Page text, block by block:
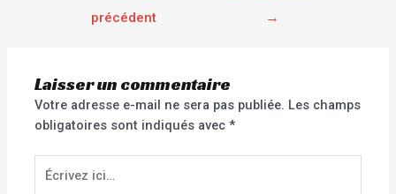
précédent
→
Laisser un commentaire
Votre adresse e-mail ne sera pas publiée. Les champs
obligatoires sont indiqués avec*
Écrivez
ici…